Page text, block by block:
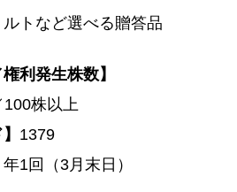
トなど選べる贈答品
利発生株数】
株以上
1379
年1回（3月末日）